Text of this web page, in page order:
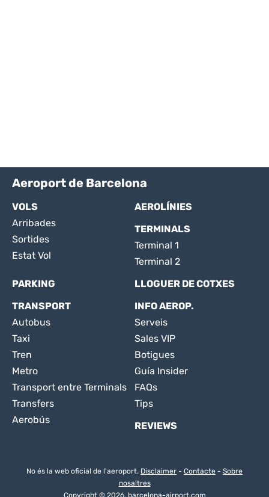
Aeroport de Barcelona
VOLS
Arribades
Sortides
Estat Vol
AEROLÍNIES
TERMINALS
Terminal 1
Terminal 2
PARKING
LLOGUER DE COTXES
TRANSPORT
Autobus
Taxi
Tren
Metro
Transport entre Terminals
Transfers
Aerobús
INFO AEROP.
Serveis
Sales VIP
Botigues
Guía Insider
FAQs
Tips
REVIEWS
No és la web oficial de l'aeroport. Disclaimer - Contacte - Sobre
nosaltres
Copyright © 2026. barcelona-airport.com